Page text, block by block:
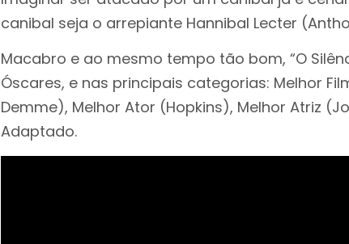
canibal seja o arrepiante Hannibal Lecter
Macabro e ao mesmo tempo tão bom, “O
Óscares, e nas principais categorias: Melhor
Demme), Melhor Ator (Hopkins), Melhor Atriz
Adaptado.